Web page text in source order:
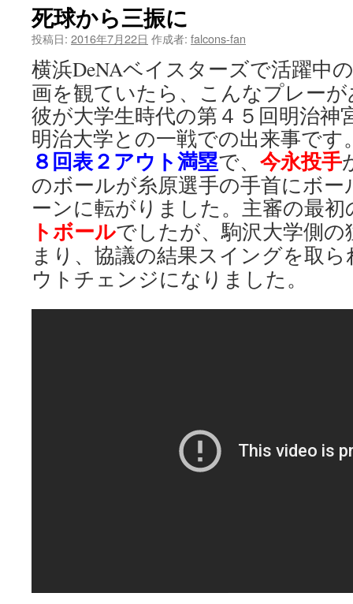
ツ
へ
ス
キ
死球から三振に
投稿日: 2016年7月22日 作成者: falcons-fan
横浜DeNAベイスターズで活躍中の
画を観ていたら、こんなプレー
彼が大学生時代の第４５回明治神
明治大学との一戦での出来事です
８回表２アウト満塁で、 今永投手
のボールが糸原選手の手首にボ
ーンに転がりました。主審の最
トボールでしたが、駒沢大学側
まり、協議の結果スイングを取ら
ウトチェンジになりました。